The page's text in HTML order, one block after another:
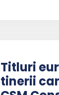
Titluri
tinerii